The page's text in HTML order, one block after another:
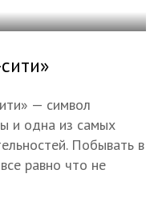
— символ
и одна из самых
Побывать в
равно что не